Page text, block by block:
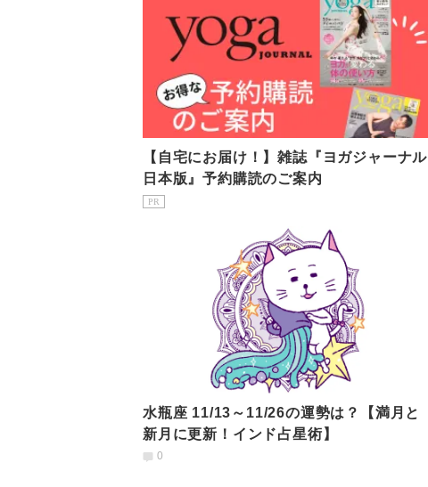
【自宅にお届け！】雑誌『ヨガジャーナル
日本版』予約購読のご案内
PR
水瓶座 11/13～11/26の運勢は？【満月と
新月に更新！インド占星術】
0